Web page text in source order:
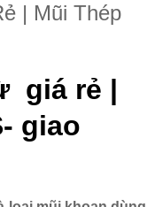
| Mũi Thép
giá rẻ |
giao